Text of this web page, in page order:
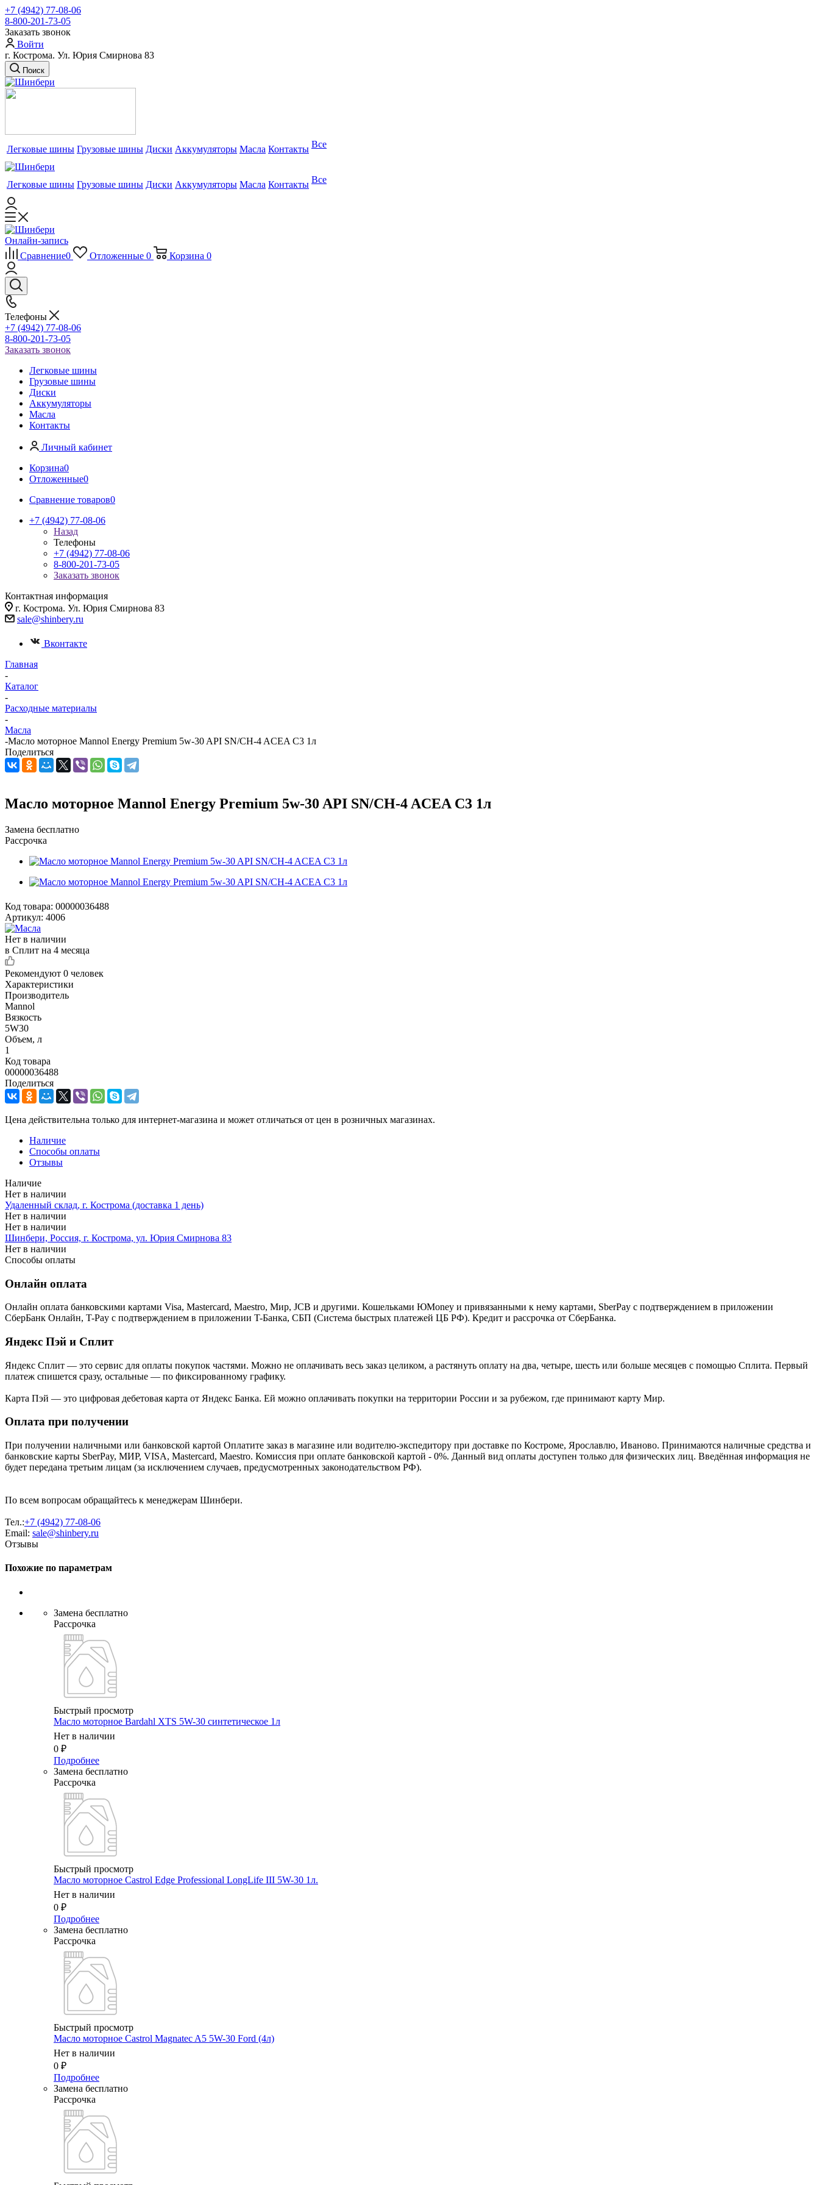
+7 (4942) 77-08-06
8-800-201-73-05
Заказать звонок
Войти
г. Кострома. Ул. Юрия Смирнова 83
Поиск
Легковые шины Грузовые шины Диски Аккумуляторы Масла Контакты Все
Легковые шины Грузовые шины Диски Аккумуляторы Масла Контакты Все
Онлайн-запись
Сравнение0 Отложенные 0 Корзина 0
Телефоны
+7 (4942) 77-08-06
8-800-201-73-05
Заказать звонок
Легковые шины
Грузовые шины
Диски
Аккумуляторы
Масла
Контакты
Личный кабинет
Корзина0
Отложенные0
Сравнение товаров0
+7 (4942) 77-08-06
Назад
Телефоны
+7 (4942) 77-08-06
8-800-201-73-05
Заказать звонок
Контактная информация
г. Кострома. Ул. Юрия Смирнова 83
sale@shinbery.ru
Вконтакте
Главная
-
Каталог
-
Расходные материалы
-
Масла
-Масло мотоpное Mannol Energy Premium 5w-30 API SN/CH-4 ACEA C3 1л
Поделиться
Масло мотоpное Mannol Energy Premium 5w-30 API SN/CH-4 ACEA C3 1л
Замена бесплатно
Рассрочка
Код товара: 00000036488
Артикул: 4006
Нет в наличии
в Сплит на 4 месяца
Рекомендуют 0 человек
Характеристики
Производитель
Mannol
Вязкость
5W30
Объем, л
1
Код товара
00000036488
Поделиться
Цена действительна только для интернет-магазина и может отличаться от цен в розничных магазинах.
Наличие
Способы оплаты
Отзывы
Наличие
Нет в наличии
Удаленный склад, г. Кострома (доставка 1 день)
Нет в наличии
Нет в наличии
Шинбери, Россия, г. Кострома, ул. Юрия Смирнова 83
Нет в наличии
Способы оплаты
Онлайн оплата
Онлайн оплата банковскими картами Visa, Mastercard, Maestro, Мир, JCB и другими. Кошельками ЮMoney и привязанными к нему картами, SberPay с подтверждением в приложении
СберБанк Онлайн, T-Pay с подтверждением в приложении T-Банка, СБП (Система быстрых платежей ЦБ РФ). Кредит и рассрочка от СберБанка.
Яндекс Пэй и Сплит
Яндекс Cплит — это сервис для оплаты покупок частями. Можно не оплачивать весь заказ целиком, а растянуть оплату на два, четыре, шесть или больше месяцев с помощью Сплита. Первый
платеж спишется сразу, остальные — по фиксированному графику.
Карта Пэй — это цифровая дебетовая карта от Яндекс Банка. Ей можно оплачивать покупки на территории России и за рубежом, где принимают карту Мир.
Оплата при получении
При получении наличными или банковской картой Оплатите заказ в магазине или водителю-экспедитору при доставке по Костроме, Ярославлю, Иваново. Принимаются наличные средства и
банковские карты SberPay, МИР, VISA, Mastercard, Maestro. Комиссия при оплате банковской картой - 0%. Данный вид оплаты доступен только для физических лиц. Введённая информация не
будет передана третьим лицам (за исключением случаев, предусмотренных законодательством РФ).
По всем вопросам обращайтесь к менеджерам Шинбери.
Тел.:+7 (4942) 77-08-06
Email: sale@shinbery.ru
Отзывы
Похожие по параметрам
Замена бесплатно
Рассрочка
Быстрый просмотр
Масло мотоpное Bardahl XTS 5W-30 синтетическое 1л
Нет в наличии
0 ₽
Подробнее
Замена бесплатно
Рассрочка
Быстрый просмотр
Масло мотоpное Castrol Edge Professional LongLife III 5W-30 1л.
Нет в наличии
0 ₽
Подробнее
Замена бесплатно
Рассрочка
Быстрый просмотр
Масло мотоpное Castrol Magnatec A5 5W-30 Ford (4л)
Нет в наличии
0 ₽
Подробнее
Замена бесплатно
Рассрочка